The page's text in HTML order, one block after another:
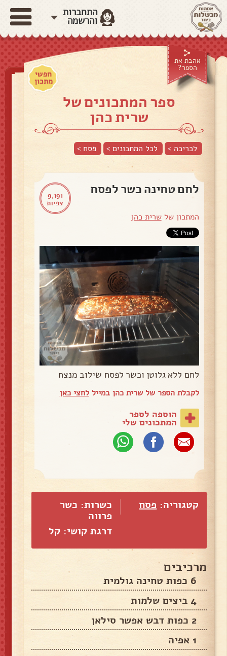
התחברות
והרשמה
אהבת את
הספר?
חפשי
מתכון
ספר המתכונים של
שרית כהן
לכריכה > לכל המתכונים > פסח >
9,191
צפיות
לחם טחינה כשר לפסח
המתכון שלשרית כהן
לחם ללא גלוטן וכשר לפסח שילוב מנצח
לקבלת הספר של שרית כהן במייללחצי כאן
הוספה לספר
המתכונים שלי
קטגוריה: פסח
כשרות: כשר
פרווה
דרגת קושי: קל
מרכיבים
6 כפות טחינה גולמית
4 ביצים שלמות
2 כפות דבש אפשר סילאן
1 אפיה